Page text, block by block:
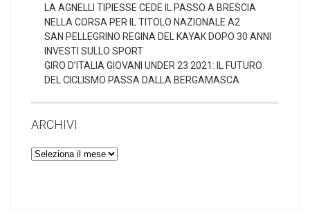
LA AGNELLI TIPIESSE CEDE IL PASSO A BRESCIA
NELLA CORSA PER IL TITOLO NAZIONALE A2
SAN PELLEGRINO REGINA DEL KAYAK DOPO 30 ANNI
INVESTI SULLO SPORT
GIRO D’ITALIA GIOVANI UNDER 23 2021: IL FUTURO
DEL CICLISMO PASSA DALLA BERGAMASCA
ARCHIVI
Archivi